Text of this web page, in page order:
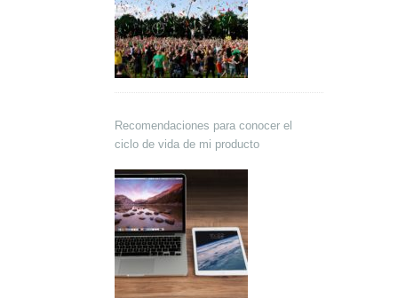
Recomendaciones para conocer el
ciclo de vida de mi producto